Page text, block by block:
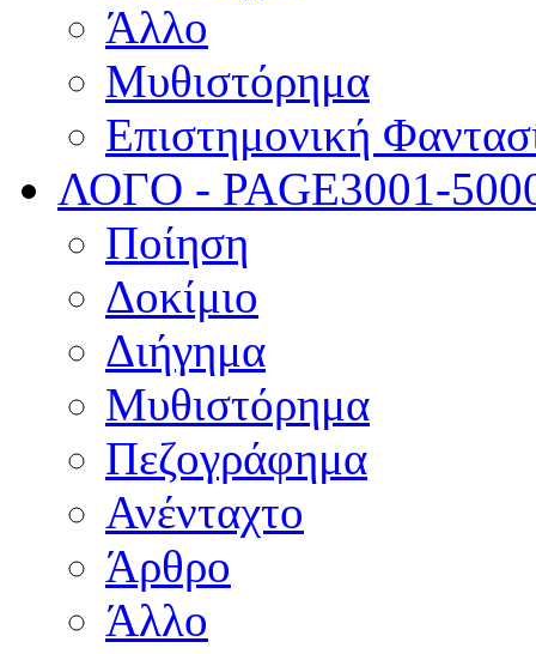
Άλλο
Μυθιστόρημα
Επιστημονική
ΛΟΓΟ - PAGE3001-
Ποίηση
Δοκίμιο
Διήγημα
Μυθιστόρημα
Πεζογράφημα
Ανένταχτο
Άρθρο
Άλλο